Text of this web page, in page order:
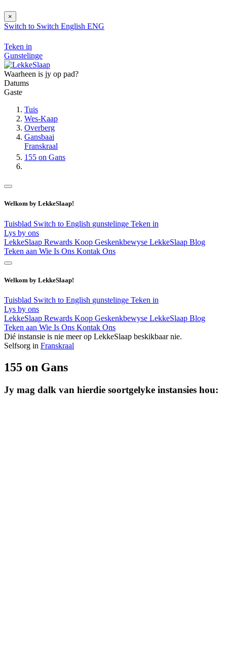
×
Switch to Switch English ENG
Teken in
Gunstelinge
Waarheen is jy op pad?
Datums
Gaste
Tuis
Wes-Kaap
Overberg
Gansbaai
Franskraal
155 on Gans
Welkom by LekkeSlaap!
Tuisblad Switch to English gunstelinge Teken in
Lys by ons
LekkeSlaap Rewards Koop Geskenkbewyse LekkeSlaap Blog
Teken aan Wie Is Ons Kontak Ons
Welkom by LekkeSlaap!
Tuisblad Switch to English gunstelinge Teken in
Lys by ons
LekkeSlaap Rewards Koop Geskenkbewyse LekkeSlaap Blog
Teken aan Wie Is Ons Kontak Ons
Dié instansie is nie meer op LekkeSlaap beskikbaar nie.
Selfsorg in Franskraal
155 on Gans
Jy mag dalk van hierdie soortgelyke instansies hou: